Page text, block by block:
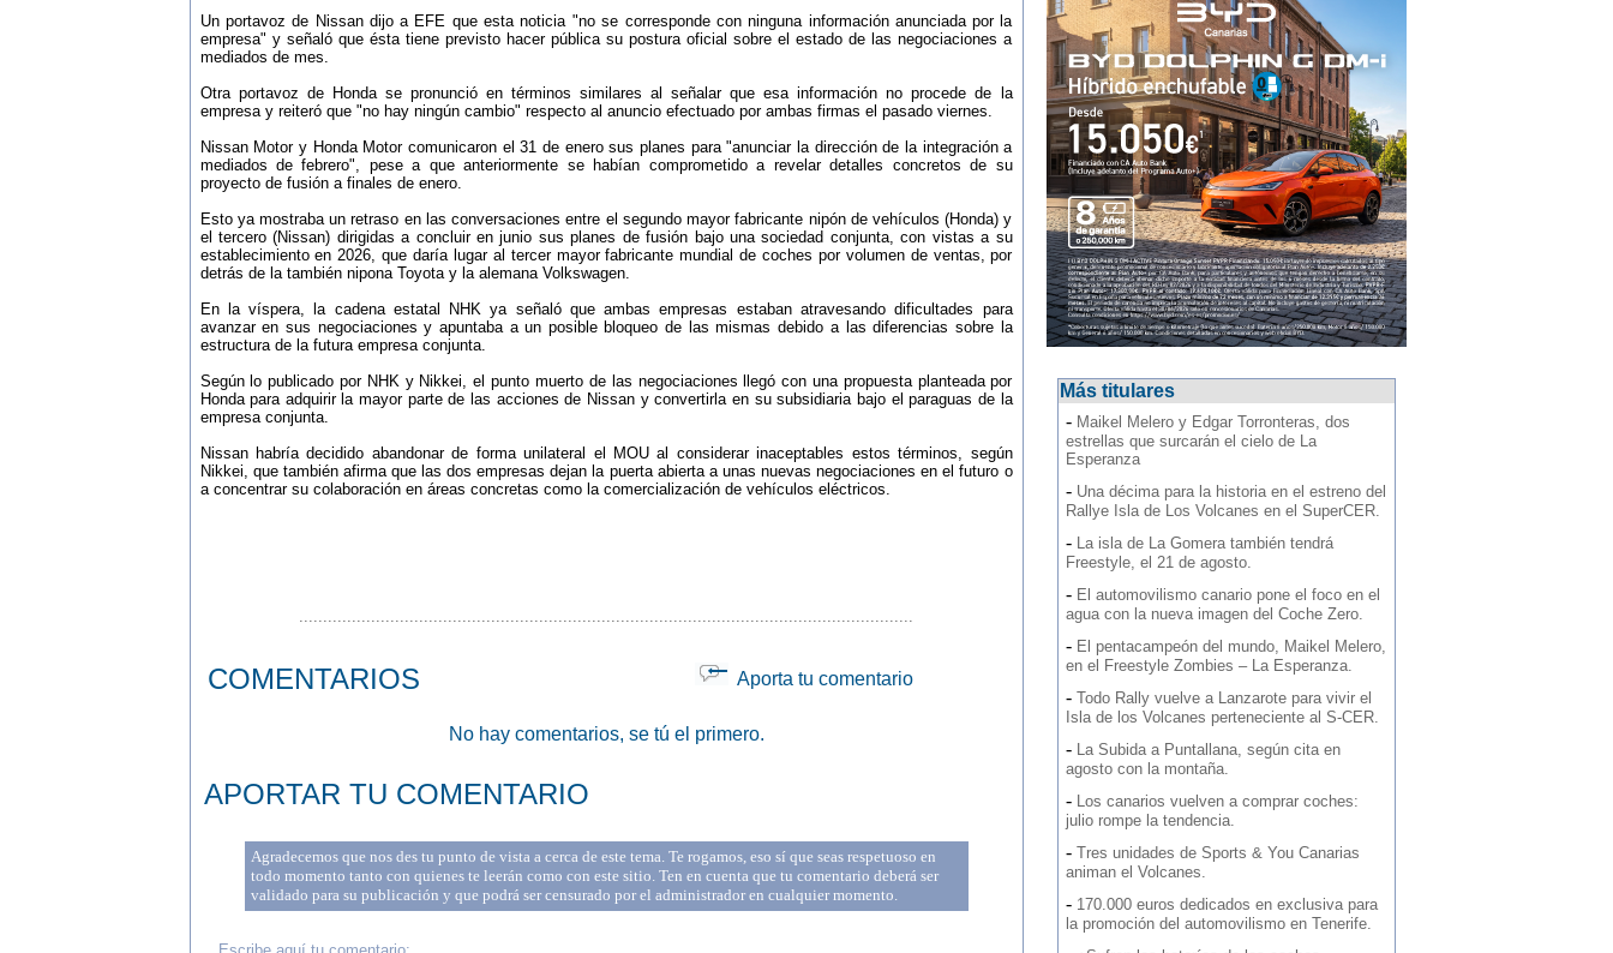
Un portavoz de Nissan dijo a EFE que esta noticia "no se corresponde con ninguna información anunciada por la
empresa" y señaló que ésta tiene previsto hacer pública su postura oficial sobre el estado de las negociaciones a
mediados de mes.
Otra portavoz de Honda se pronunció en términos similares al señalar que esa información no procede de la
empresa y reiteró que "no hay ningún cambio" respecto al anuncio efectuado por ambas firmas el pasado viernes.
Nissan Motor y Honda Motor comunicaron el 31 de enero sus planes para "anunciar la dirección de la integración a
mediados de febrero", pese a que anteriormente se habían comprometido a revelar detalles concretos de su
proyecto de fusión a finales de enero.
Esto ya mostraba un retraso en las conversaciones entre el segundo mayor fabricante nipón de vehículos (Honda) y
el tercero (Nissan) dirigidas a concluir en junio sus planes de fusión bajo una sociedad conjunta, con vistas a su
establecimiento en 2026, que daría lugar al tercer mayor fabricante mundial de coches por volumen de ventas, por
detrás de la también nipona Toyota y la alemana Volkswagen.
En la víspera, la cadena estatal NHK ya señaló que ambas empresas estaban atravesando dificultades para
avanzar en sus negociaciones y apuntaba a un posible bloqueo de las mismas debido a las diferencias sobre la
estructura de la futura empresa conjunta.
Según lo publicado por NHK y Nikkei, el punto muerto de las negociaciones llegó con una propuesta planteada por
Honda para adquirir la mayor parte de las acciones de Nissan y convertirla en su subsidiaria bajo el paraguas de la
empresa conjunta.
Nissan habría decidido abandonar de forma unilateral el MOU al considerar inaceptables estos términos, según
Nikkei, que también afirma que las dos empresas dejan la puerta abierta a unas nuevas negociaciones en el futuro o
a concentrar su colaboración en áreas concretas como la comercialización de vehículos eléctricos.
................................................................................................................................
COMENTARIOS Aporta tu comentario
No hay comentarios, se tú el primero.
APORTAR TU COMENTARIO
Agradecemos que nos des tu punto de vista a cerca de este tema. Te rogamos, eso sí que seas respetuoso en
todo momento tanto con quienes te leerán como con este sitio. Ten en cuenta que tu comentario deberá ser
validado para su publicación y que podrá ser censurado por el administrador en cualquier momento.
Más titulares
- Maikel Melero y Edgar Torronteras, dos
estrellas que surcarán el cielo de La
Esperanza
- Una décima para la historia en el estreno del
Rallye Isla de Los Volcanes en el SuperCER.
- La isla de La Gomera también tendrá
Freestyle, el 21 de agosto.
- El automovilismo canario pone el foco en el
agua con la nueva imagen del Coche Zero.
- El pentacampeón del mundo, Maikel Melero,
en el Freestyle Zombies – La Esperanza.
- Todo Rally vuelve a Lanzarote para vivir el
Isla de los Volcanes perteneciente al S-CER.
- La Subida a Puntallana, según cita en
agosto con la montaña.
- Los canarios vuelven a comprar coches:
julio rompe la tendencia.
- Tres unidades de Sports & You Canarias
animan el Volcanes.
- 170.000 euros dedicados en exclusiva para
la promoción del automovilismo en Tenerife.